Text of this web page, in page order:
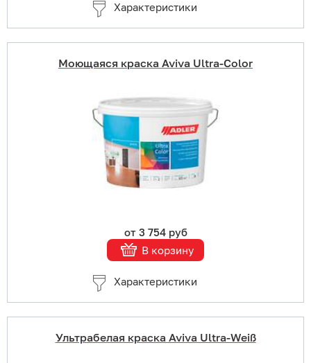
Характеристики
Моющаяся краска Aviva Ultra-Color
от 3 754 руб
В корзину
Характеристики
В корзину
Подробнее
Ультрабелая краска Aviva Ultra-Weiß